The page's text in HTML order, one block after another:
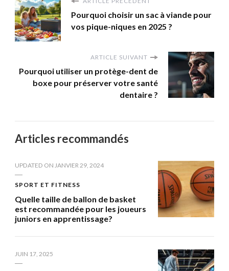
Pourquoi choisir un sac à viande pour
vos pique-niques en 2025 ?
ARTICLE SUIVANT
Pourquoi utiliser un protège-dent de
boxe pour préserver votre santé
dentaire ?
Articles recommandés
UPDATED ON JANVIER 29, 2024
SPORT ET FITNESS
Quelle taille de ballon de basket
est recommandée pour les joueurs
juniors en apprentissage?
JUIN 17, 2025